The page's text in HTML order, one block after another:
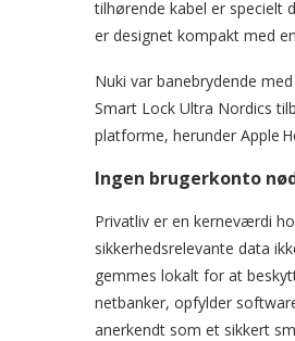
tilhørende kabel er specielt
er designet kompakt med
Nuki var banebrydende
Smart Lock Ultra Nordics
platforme, herunder Apple
Ingen brugerkonto
Privatliv er en kerneværdi
sikkerhedsrelevante data
gemmes lokalt for at
netbanker, opfylder
anerkendt som et sikkert